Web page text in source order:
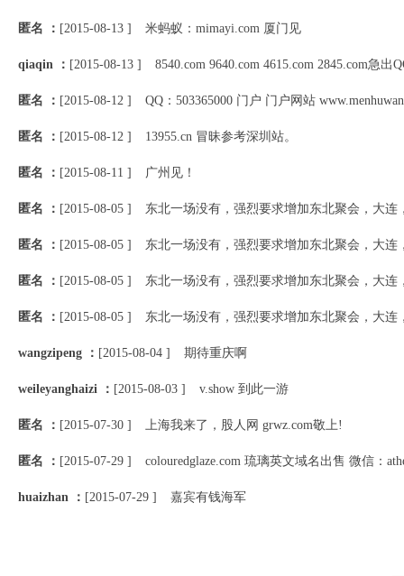
匿名 ： [2015-08-13 ] 米蚂蚁：mimayi.com 厦门见
qiaqin ： [2015-08-13 ] 8540.com 9640.com 4615.com 2845.com急出
匿名 ： [2015-08-12 ] QQ：503365000 门户 门户网站
匿名 ： [2015-08-12 ] 13955.cn 冒昧参考深圳站。
匿名 ： [2015-08-11 ] 广州见！
匿名 ： [2015-08-05 ] 东北一场没有，强烈要求增加东北聚会，大连
匿名 ： [2015-08-05 ] 东北一场没有，强烈要求增加东北聚会，大连
匿名 ： [2015-08-05 ] 东北一场没有，强烈要求增加东北聚会，大连
匿名 ： [2015-08-05 ] 东北一场没有，强烈要求增加东北聚会，大连
wangzipeng ： [2015-08-04 ] 期待重庆啊
weileyanghaizi ： [2015-08-03 ] v.show 到此一游
匿名 ： [2015-07-30 ] 上海我来了，股人网 grwz.com敬上!
匿名 ： [2015-07-29 ] colouredglaze.com 琉璃英文域名出售 微信：
huaizhan ： [2015-07-29 ] 嘉宾有钱海军